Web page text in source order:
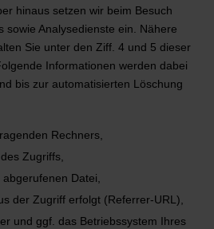
hinaus setzen wir beim Besuch
sowie Analysedienste ein. Nähere
Sie unter den Ziff. 4 und 5 dieser
Informationen werden dabei
bis zur automatisierten Löschung
Rechners,
Zugriffs,
Datei,
der Zugriff erfolgt (Referrer-URL),
und ggf. das Betriebssystem Ihres